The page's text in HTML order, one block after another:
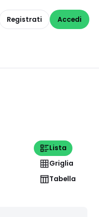
Registrati Accedi
Lista
Griglia
Tabella